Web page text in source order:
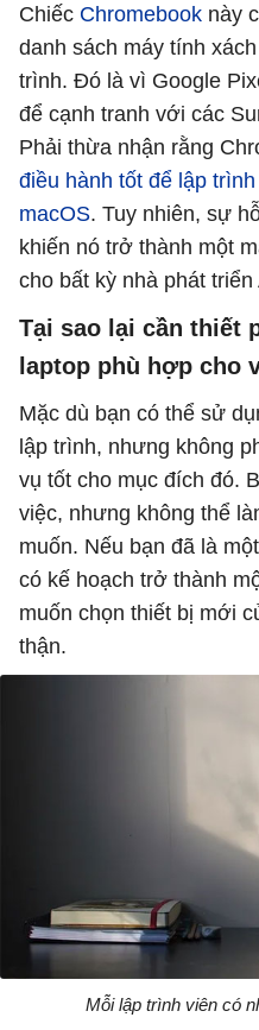
Chiếc Chromebook này
danh sách máy tính
trình. Đó là vì Google
để cạnh tranh với các
Phải thừa nhận rằng
điều hành tốt để lập
macOS. Tuy nhiên, sự
khiến nó trở thành một
cho bất kỳ nhà phát triển
Tại sao lại cần thiết
laptop phù hợp cho
Mặc dù bạn có thể sử
lập trình, nhưng không
vụ tốt cho mục đích đó.
việc, nhưng không thể
muốn. Nếu bạn đã là
có kế hoạch trở thành
muốn chọn thiết bị mới
thận.
Mỗi lập trình viên có